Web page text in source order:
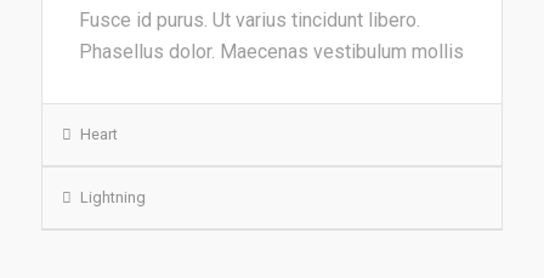
Fusce id purus. Ut varius tincidunt libero.
Phasellus dolor. Maecenas vestibulum mollis
Heart
Lightning